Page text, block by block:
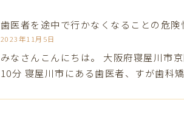
歯医者を途中で行かなくなることの危
2023年11月5日
みなさんこんにちは。 大阪府寝屋川市
10分 寝屋川市にある歯医者、すが歯科